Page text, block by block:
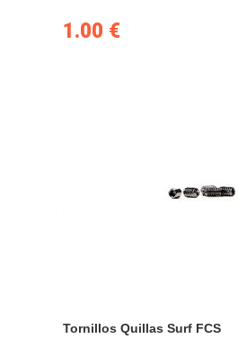
1.00 €
Tornillos Quillas Surf FCS